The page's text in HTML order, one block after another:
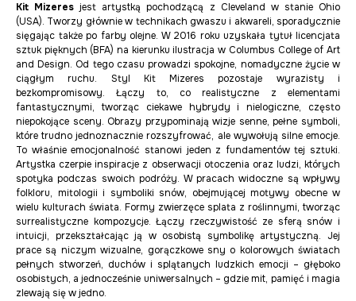
Kit Mizeresjest artystką pochodzącą z Cleveland w stanie Ohio
(USA). Tworzy głównie w technikach gwaszu i akwareli, sporadycznie
sięgając także po farby olejne. W 2016 roku uzyskała tytuł licencjata
sztuk pięknych (BFA) na kierunku ilustracja w Columbus College of Art
and Design. Od tego czasu prowadzi spokojne, nomadyczne życie w
ciągłym ruchu. Styl Kit Mizeres pozostaje wyrazisty i
bezkompromisowy. Łączy to, co realistyczne z elementami
fantastycznymi, tworząc ciekawe hybrydy i nielogiczne, często
niepokojące sceny. Obrazy przypominają wizje senne, pełne symboli,
które trudno jednoznacznie rozszyfrować, ale wywołują silne emocje.
To właśnie emocjonalność stanowi jeden z fundamentów tej sztuki.
Artystka czerpie inspiracje z obserwacji otoczenia oraz ludzi, których
spotyka podczas swoich podróży. W pracach widoczne są wpływy
folkloru, mitologii i symboliki snów, obejmującej motywy obecne w
wielu kulturach świata. Formy zwierzęce splata z roślinnymi, tworząc
surrealistyczne kompozycje. Łączy rzeczywistość ze sferą snów i
intuicji, przekształcając ją w osobistą symbolikę artystyczną. Jej
prace są niczym wizualne, gorączkowe sny o kolorowych światach
pełnych stworzeń, duchów i splątanych ludzkich emocji – głęboko
osobistych, a jednocześnie uniwersalnych – gdzie mit, pamięć i magia
zlewają się w jedno.